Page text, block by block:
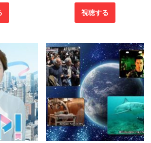
視聴する